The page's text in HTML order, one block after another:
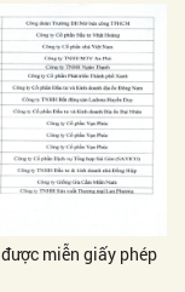
miễn giấy phép